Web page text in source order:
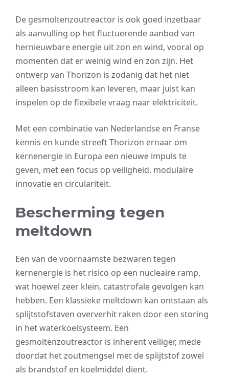
De gesmoltenzoutreactor is ook goed inzetbaar
als aanvulling op het fluctuerende aanbod van
hernieuwbare energie uit zon en wind, vooral op
momenten dat er weinig wind en zon zijn. Het
ontwerp van Thorizon is zodanig dat het niet
alleen basisstroom kan leveren, maar juist kan
inspelen op de flexibele vraag naar elektriciteit.
Met een combinatie van Nederlandse en Franse
kennis en kunde streeft Thorizon ernaar om
kernenergie in Europa een nieuwe impuls te
geven, met een focus op veiligheid, modulaire
innovatie en circulariteit.
Bescherming tegen
meltdown
Een van de voornaamste bezwaren tegen
kernenergie is het risico op een nucleaire ramp,
wat hoewel zeer klein, catastrofale gevolgen kan
hebben. Een klassieke meltdown kan ontstaan als
splijtstofstaven oververhit raken door een storing
in het waterkoelsysteem. Een
gesmoltenzoutreactor is inherent veiliger, mede
doordat het zoutmengsel met de splijtstof zowel
als brandstof en koelmiddel dient.